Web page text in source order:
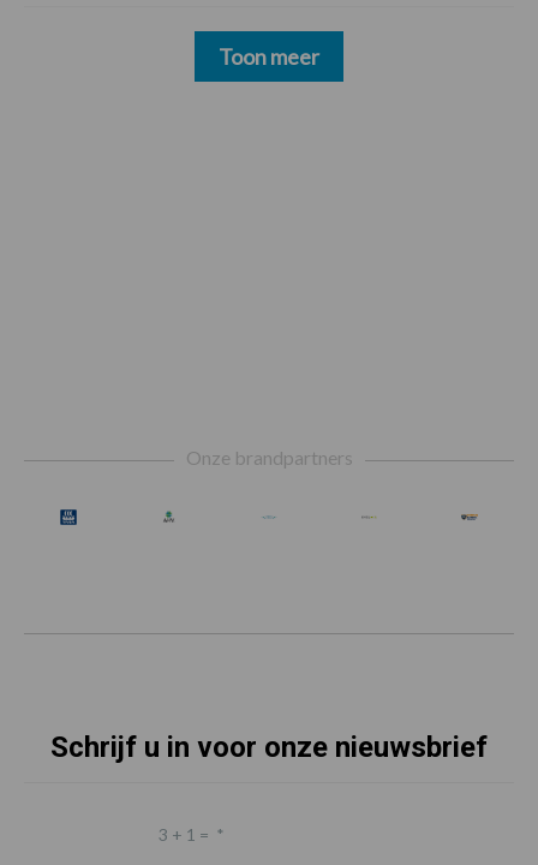
Toon meer
Onze brandpartners
Schrijf u in voor onze nieuwsbrief
3 + 1 = *